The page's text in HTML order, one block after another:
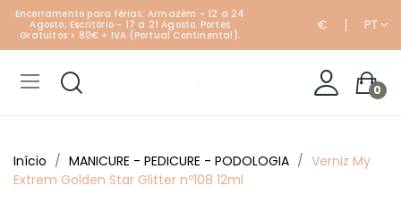
Encerramento para férias: Armazém - 12 a 24
Agosto; Escritório - 17 a 21 Agosto. Portes
Gratuitos > 80€ + IVA (Portual Continental).
€ PT
0
Início MANICURE - PEDICURE - PODOLOGIA
Verniz My
Extrem Golden Star Glitter nº108 12ml